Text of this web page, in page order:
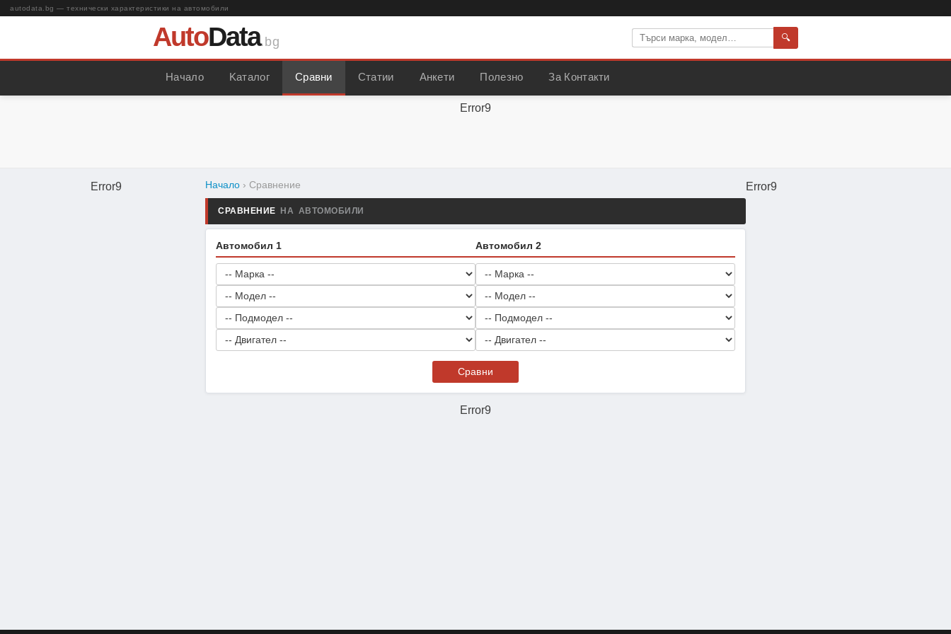
autodata.bg — технически характеристики на автомобили
AutoData.bg 🔍
Начало Kаталог Сравни Статии Анкети Полезно За Контакти
Error9
Error9 Начало › Сравнение
СРАВНЕНИЕ НА АВТОМОБИЛИ
Автомобил 1 Автомобил 2
Сравни
Error9
Error9